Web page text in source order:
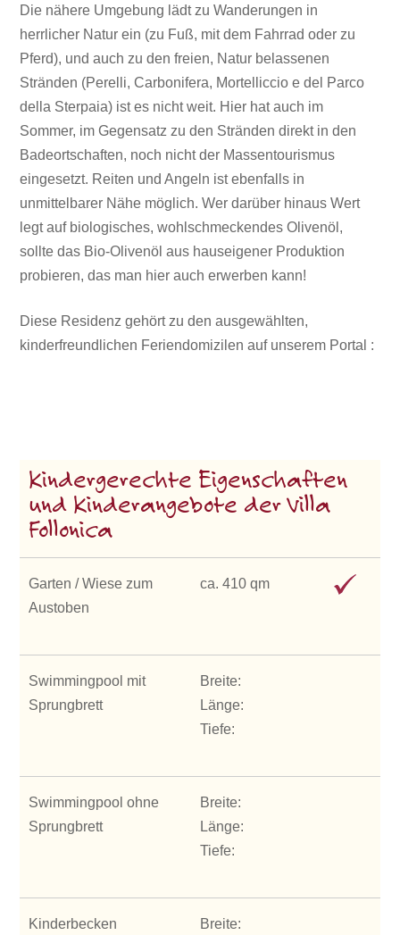
Die nähere Umgebung lädt zu Wanderungen in
herrlicher Natur ein (zu Fuß, mit dem Fahrrad oder zu
Pferd), und auch zu den freien, Natur belassenen
Stränden (Perelli, Carbonifera, Mortelliccio e del Parco
della Sterpaia) ist es nicht weit. Hier hat auch im
Sommer, im Gegensatz zu den Stränden direkt in den
Badeortschaften, noch nicht der Massentourismus
eingesetzt. Reiten und Angeln ist ebenfalls in
unmittelbarer Nähe möglich. Wer darüber hinaus Wert
legt auf biologisches, wohlschmeckendes Olivenöl,
sollte das Bio-Olivenöl aus hauseigener Produktion
probieren, das man hier auch erwerben kann!
Diese Residenz gehört zu den ausgewählten,
kinderfreundlichen Feriendomizilen auf unserem Portal :
Kindergerechte Eigenschaften
und Kinderangebote der Villa
Follonica
Garten / Wiese zum
Austoben
ca. 410 qm
Swimmingpool mit
Sprungbrett
Breite:
Länge:
Tiefe:
Swimmingpool ohne
Sprungbrett
Breite:
Länge:
Tiefe:
Kinderbecken
Breite: